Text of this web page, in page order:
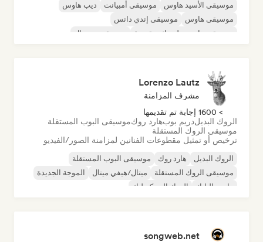
موسيقى الأسيد هاوس موسيقى أمبيانت
ديب هاوس
موسيقى هاوس
موسيقى إندي دانس
موسيقى هاوس ملوديك وتقدمية
موسيقى مينيمال
Lorenzo Lautz
مشرف المزامنة
> 1600 إجابة تم تقديمها
الروك البديلدريم بوبهارد روكموسيقى البوب المستقلة
موسيقى الروك المستقلة
ترخيص أو تمثيل مقطوعات الفنانين لمزامنة الصور/الفيديو
الروك البديل هارد روك
موسيقى البوب المستقلة
موسيقى الروك المستقلة
ميتال/هيفي ميتال
الموجة الجديدة
ما بعد البانك
الروك السيكديليك
songweb.net